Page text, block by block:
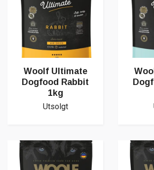
Woolf Ultimate
Dogfood Rabbit
1kg
Utsolgt